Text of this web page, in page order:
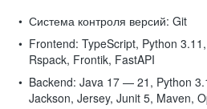
Система контроля версий: Git
Frontend: TypeScript, Python
Rspack, Frontik, FastAPI
Backend: Java 17 — 21, Python
Jackson, Jersey, Junit 5, Maven,